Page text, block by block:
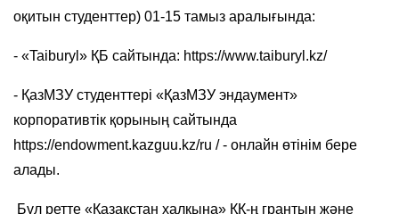
оқитын студенттер) 01-15 тамыз аралығында:
- «Taiburyl» ҚБ сайтында: https://www.taiburyl.kz/
- ҚазМЗУ студенттері «ҚазМЗУ эндаумент»
корпоративтік қорының сайтында
https://endowment.kazguu.kz/ru / - онлайн өтінім бере
алады.
Бұл ретте «Қазақстан халқына» ҚҚ-ң грантын және